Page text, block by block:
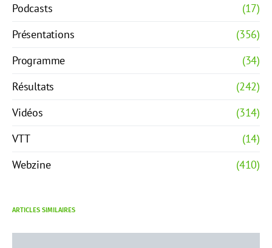
Podcasts
(17)
Présentations
(356)
Programme
(34)
Résultats
(242)
Vidéos
(314)
VTT
(14)
Webzine
(410)
ARTICLES SIMILAIRES